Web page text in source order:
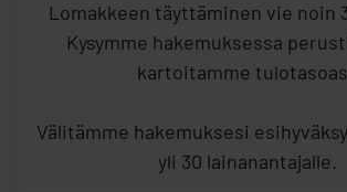
Lomakkeen täyttäminen vie noin
Kysymme hakemuksessa
kartoitamme
Välitämme hakemuksesi
yli 30 lainanantajalle.